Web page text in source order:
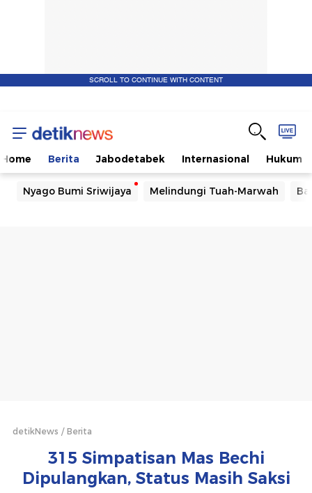
SCROLL TO CONTINUE WITH CONTENT
Home Berita Jabodetabek Internasional Hukum
Nyago Bumi Sriwijaya Melindungi Tuah-Marwah
detikNews Berita
315 Simpatisan Mas Bechi
Dipulangkan, Status Masih Saksi